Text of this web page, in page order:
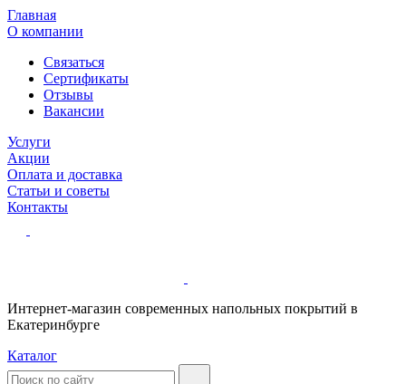
Главная
О компании
Связаться
Сертификаты
Отзывы
Вакансии
Услуги
Акции
Оплата и доставка
Статьи и советы
Контакты
Интернет-магазин современных напольных покрытий в
Екатеринбурге
Каталог